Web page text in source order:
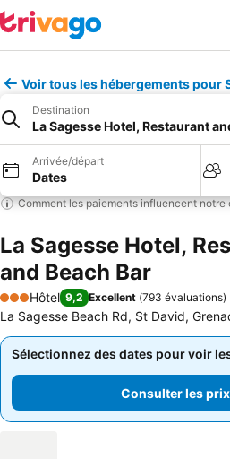
Voir tous les hébergements pour
Destination
La Sagesse Hotel, Restaurant
Arrivée/départ
Dates
Comment les paiements influencent notre
La Sagesse Hotel,
and Beach Bar
3 Étoiles
Hôtel 9,2 Excellent (793 évaluations)
La Sagesse Beach Rd, St David,
Sélectionnez des dates pour voir
Consulter les
Sélectionnez des dates pour voir
Consulter les prix